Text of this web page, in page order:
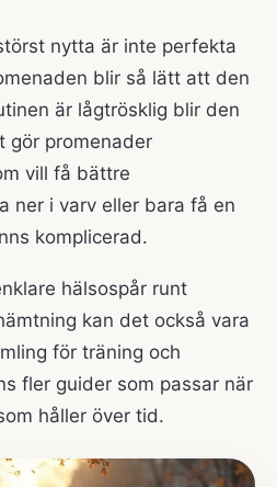
nytta är inte perfekta
blir så lätt att den
är lågtrösklig blir den
gör promenader
vill få bättre
ner i varv eller bara få en
komplicerad.
hälsospår runt
kan det också vara
för träning och
fler guider som passar när
håller över tid.